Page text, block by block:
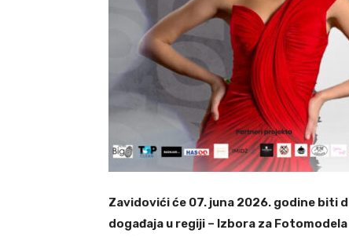
Zavidovići će 07. juna 2026. godine biti
događaja u regiji – Izbora za